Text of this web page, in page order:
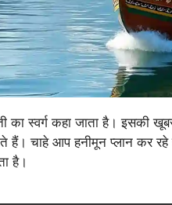
का स्वर्ग कहा जाता है। इसकी
हैं। चाहे आप हनीमून प्लान कर रहे
है।